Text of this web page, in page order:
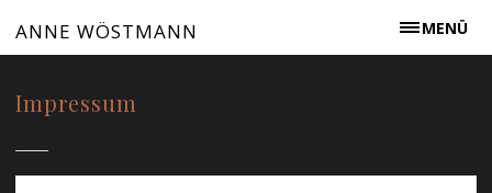
MENÜ
ANNE WÖSTMANN
Impressum